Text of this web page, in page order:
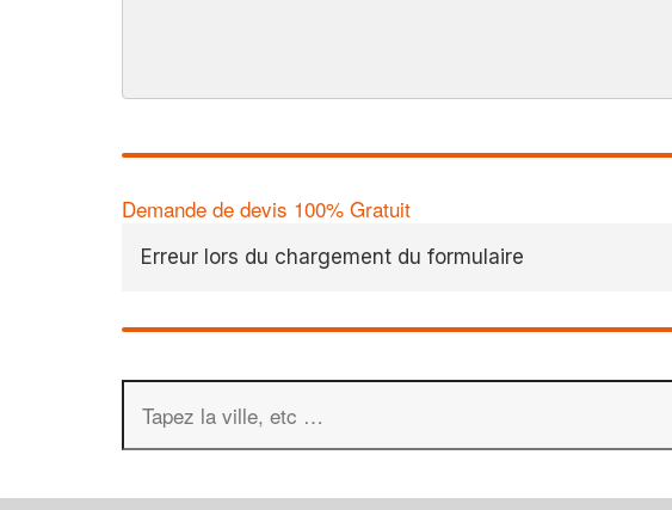
Demande de devis 100% Gratuit
Erreur lors du chargement du formulaire